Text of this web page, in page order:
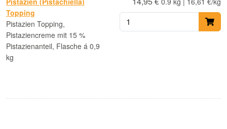
Topping
Pistazien Topping,
Pistaziencreme mit 15 %
Pistazienanteil, Flasche á 0,9
kg